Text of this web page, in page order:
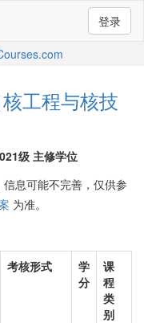
登录
工程与核技
级 主修学位
息可能不完善，仅供参
为准。
考核形式
学
分
课
程
类
别